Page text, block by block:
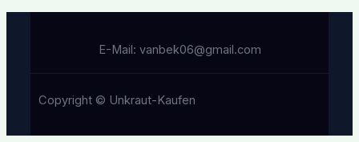
E-Mail: vanbek06@gmail.com
Copyright © Unkraut-Kaufen